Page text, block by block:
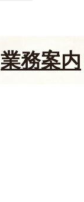
業務案内